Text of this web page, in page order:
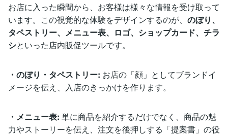
お店に入った瞬間から、お客様は様々な情報を受け取って
います。この視覚的な体験をデザインするのが、 のぼり、
タペストリー、メニュー表、ロゴ、ショップカード、チラ
シといった店内販促ツールです。
・のぼり・タペストリー: お店の「顔」としてブランドイ
メージを伝え、入店のきっかけを作ります。
・メニュー表: 単に商品を紹介するだけでなく、商品の魅
力やストーリーを伝え、注文を後押しする「提案書」の役